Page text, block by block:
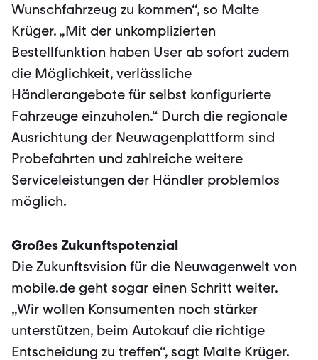
Wunschfahrzeug zu kommen“, so Malte
Krüger. „Mit der unkomplizierten
Bestellfunktion haben User ab sofort zudem
die Möglichkeit, verlässliche
Händlerangebote für selbst konfigurierte
Fahrzeuge einzuholen.“ Durch die regionale
Ausrichtung der Neuwagenplattform sind
Probefahrten und zahlreiche weitere
Serviceleistungen der Händler problemlos
möglich.
Großes Zukunftspotenzial
Die Zukunftsvision für die Neuwagenwelt von
mobile.de geht sogar einen Schritt weiter.
„Wir wollen Konsumenten noch stärker
unterstützen, beim Autokauf die richtige
Entscheidung zu treffen“, sagt Malte Krüger.